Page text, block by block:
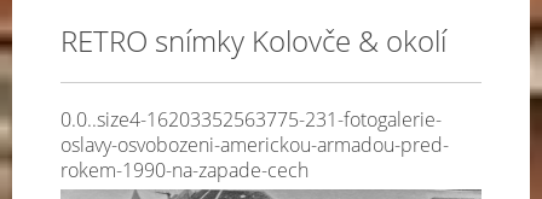
RETRO snímky Kolovče & okolí
0.0..size4-16203352563775-231-fotogalerie-
oslavy-osvobozeni-americkou-armadou-pred-
rokem-1990-na-zapade-cech